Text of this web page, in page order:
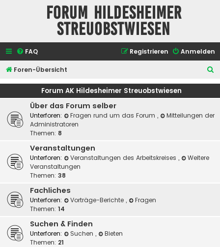
Forum Hildesheimer
Streuobstwiesen
FAQ Anmelden
Registrieren
Foren-Übersicht
u
Forum AK Hildesheimer Streuobstwiesen
Über das Forum selber
Unterforen: Fragen rund um das Forum ,
Mitteilungen der
Administratoren
Themen: 8
Veranstaltungen
Unterforen: Veranstaltungen des Arbeitskreises ,
Weitere
Veranstaltungen
Themen: 38
Fachliches
Unterforen: Vorträge-Berichte ,
Fragen
Themen: 14
Suchen & Finden
Unterforen: Suchen ,
Bieten
Themen: 21